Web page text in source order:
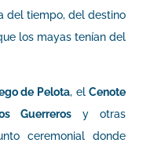
del tiempo, del destino
los mayas tenían del
de Pelota, elCenote
Guerreros y otras
ceremonial donde